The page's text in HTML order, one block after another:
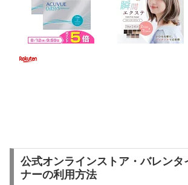
公式オンラインストア・バレンタ
ナーの利用方法